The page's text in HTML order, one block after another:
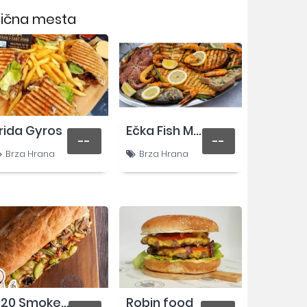
mesta
Gyros
Brza Hrana
--
Ečka Fish Market
Brza Hrana
--
420 Smokehouse Robin food